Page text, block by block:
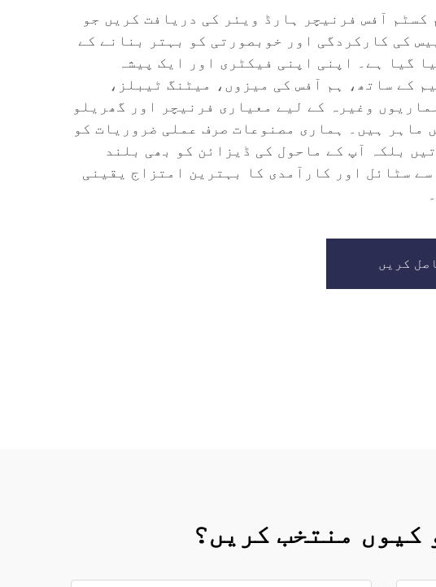
کسٹم آفس فرنیچر ہارڈ ویئر کی دریافت کریں جو
کی کارکردگی اور خوبصورتی کو بہتر بنانے کے
گیا ہے۔ اپنی اپنی فیکٹری اور ایک پیشہ
کے ساتھ، ہم آفس کی میزوں، میٹنگ ٹیبلز،
وغیرہ کے لیے معیاری فرنیچر اور گھریلو
ماہر ہیں۔ ہماری مصنوعات صرف عملی ضروریات کو
بلکہ آپ کے ماحول کی ڈیزائن کو بھی بلند
سٹائل اور کارآمدی کا بہترین امتزاج یقینی
کریں
کیوں منتخب کریں؟